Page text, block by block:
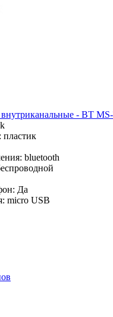
- BT
пластик
bluetooth
Да
micro USB